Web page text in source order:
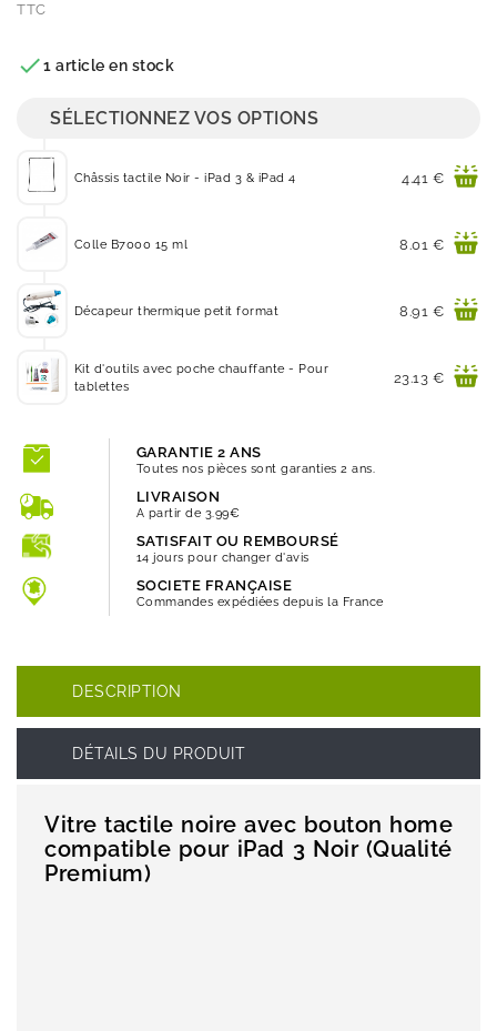
TTC
1 article en stock
SÉLECTIONNEZ VOS OPTIONS
Châssis tactile Noir - iPad 3 & iPad 4 Prix
4.41 €
Colle B7000 15 ml Prix
8.01 €
Décapeur thermique petit format Prix
8.91 €
Kit d'outils avec poche chauffante - Pour
tablettes
Prix
23.13 €
GARANTIE 2 ANS
Toutes nos pièces sont garanties 2 ans.
LIVRAISON
A partir de 3.99€
SATISFAIT OU REMBOURSÉ
14 jours pour changer d'avis
SOCIETE FRANÇAISE
Commandes expédiées depuis la France
DESCRIPTION
DÉTAILS DU PRODUIT
Vitre tactile noire avec bouton home
compatible pour iPad 3 Noir (Qualité
Premium)